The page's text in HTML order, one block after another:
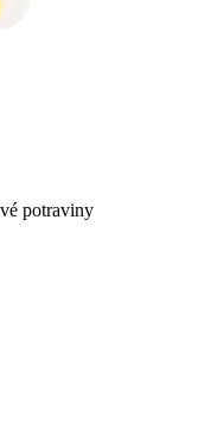
potraviny